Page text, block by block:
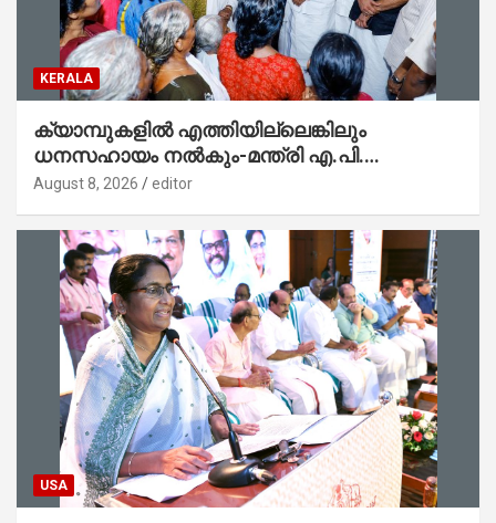
KERALA
ക്യാമ്പുകളിൽ എത്തിയില്ലെങ്കിലും
ധനസഹായം നൽകും-മന്ത്രി എ.പി.
അനിൽകുമാർ
August 8, 2026 editor
USA